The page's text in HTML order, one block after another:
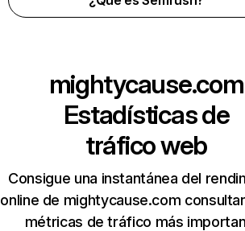
mightycause.com
Estadísticas de
tráfico web
Consigue una instantánea del
online de mightycause.com
métricas de tráfico más